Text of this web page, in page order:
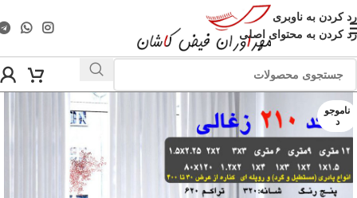
رد کردن به ناوبری
رد کردن به محتوای اصلی
ناموجو
د